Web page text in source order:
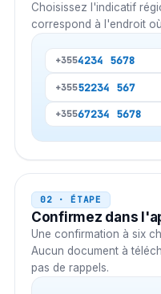
Choisissez l'indicatif
correspond à l'endroit
+3554234 5678
+35552234 567
+35567234 5678
02 · ÉTAPE
Confirmez dans
Une confirmation à six
Aucun document à
pas de rappels.